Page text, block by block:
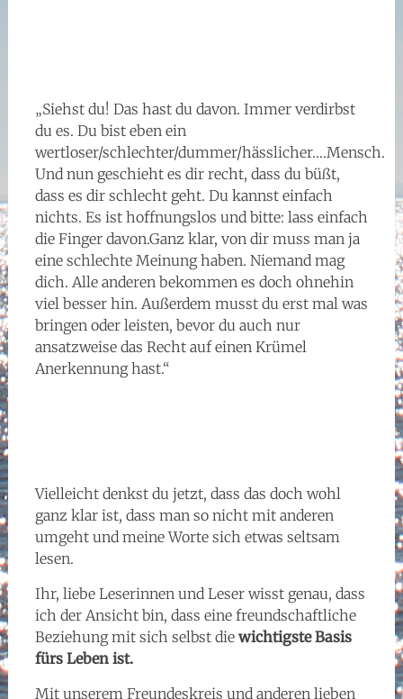
„Siehst du! Das hast du davon. Immer verdirbst
du es. Du bist eben ein
wertloser/schlechter/dummer/hässlicher….Mensch.
Und nun geschieht es dir recht, dass du büßt,
dass es dir schlecht geht. Du kannst einfach
nichts. Es ist hoffnungslos und bitte: lass einfach
die Finger davon.Ganz klar, von dir muss man ja
eine schlechte Meinung haben. Niemand mag
dich. Alle anderen bekommen es doch ohnehin
viel besser hin. Außerdem musst du erst mal was
bringen oder leisten, bevor du auch nur
ansatzweise das Recht auf einen Krümel
Anerkennung hast.“
Vielleicht denkst du jetzt, dass das doch wohl
ganz klar ist, dass man so nicht mit anderen
umgeht und meine Worte sich etwas seltsam
lesen.
Ihr, liebe Leserinnen und Leser wisst genau, dass
ich der Ansicht bin, dass eine freundschaftliche
Beziehung mit sich selbst die wichtigste Basis
fürs Leben ist.
Mit unserem Freundeskreis und anderen lieben